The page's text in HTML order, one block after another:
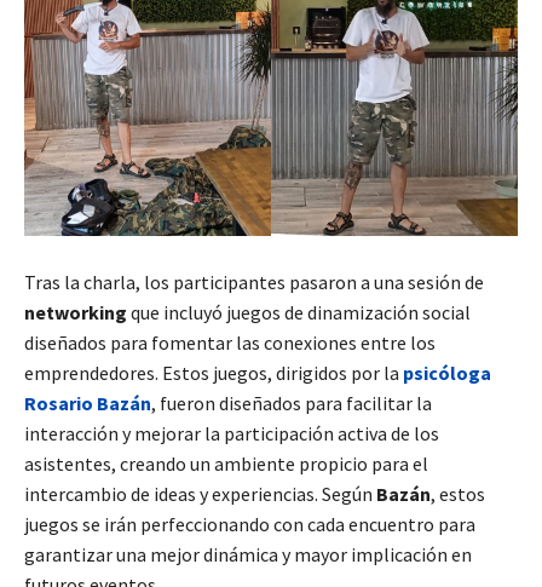
Tras la charla, los participantes pasaron a una sesión de
networking que incluyó juegos de dinamización social
diseñados para fomentar las conexiones entre los
emprendedores. Estos juegos, dirigidos por la psicóloga
Rosario Bazán, fueron diseñados para facilitar la
interacción y mejorar la participación activa de los
asistentes, creando un ambiente propicio para el
intercambio de ideas y experiencias. Según Bazán, estos
juegos se irán perfeccionando con cada encuentro para
garantizar una mejor dinámica y mayor implicación en